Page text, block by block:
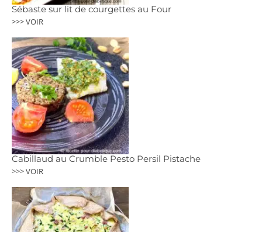
Sébaste sur lit de courgettes au Four
>>> VOIR
Cabillaud au Crumble Pesto Persil Pistache
>>> VOIR